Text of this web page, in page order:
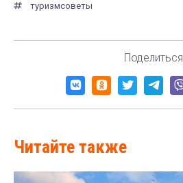
туризмсоветы
Поделиться
Читайте также